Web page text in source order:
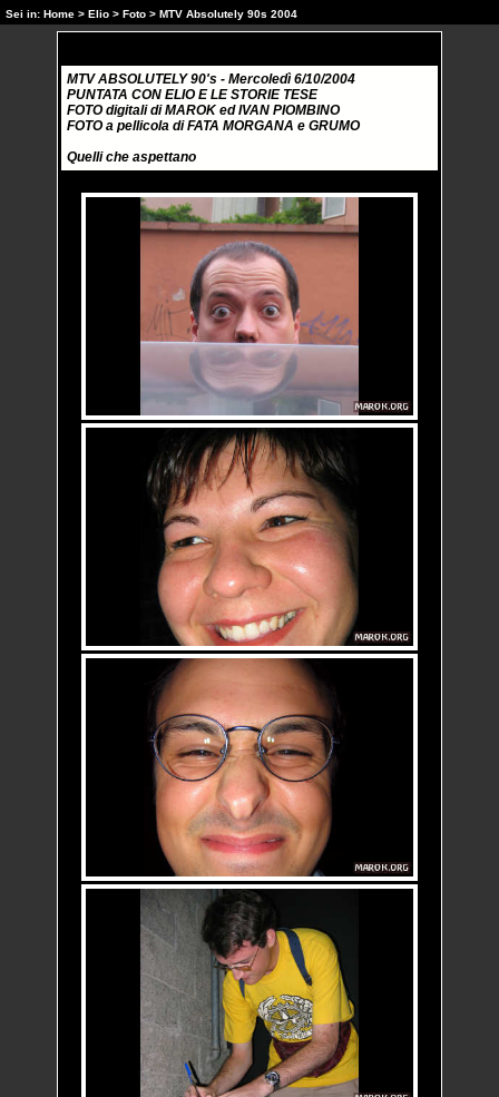
Sei in: Home > Elio > Foto > MTV Absolutely 90s 2004
MTV ABSOLUTELY 90's - Mercoledì 6/10/2004
PUNTATA CON ELIO E LE STORIE TESE
FOTO digitali di MAROK ed IVAN PIOMBINO
FOTO a pellicola di FATA MORGANA e GRUMO
Quelli che aspettano